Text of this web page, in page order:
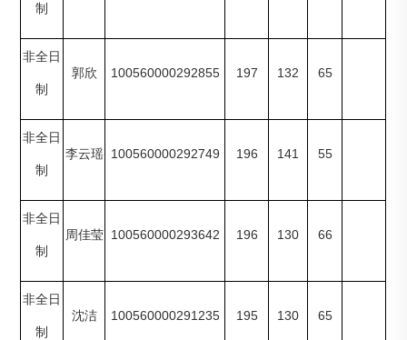
制
非全日
制
郭欣 100560000292855 197 132 65
非全日
制
李云瑶 100560000292749 196 141 55
非全日
制
周佳莹 100560000293642 196 130 66
非全日
制
沈洁 100560000291235 195 130 65